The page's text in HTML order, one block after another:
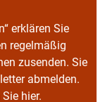
erklären Sie
regelmäßig
zusenden. Sie
abmelden.
hier.